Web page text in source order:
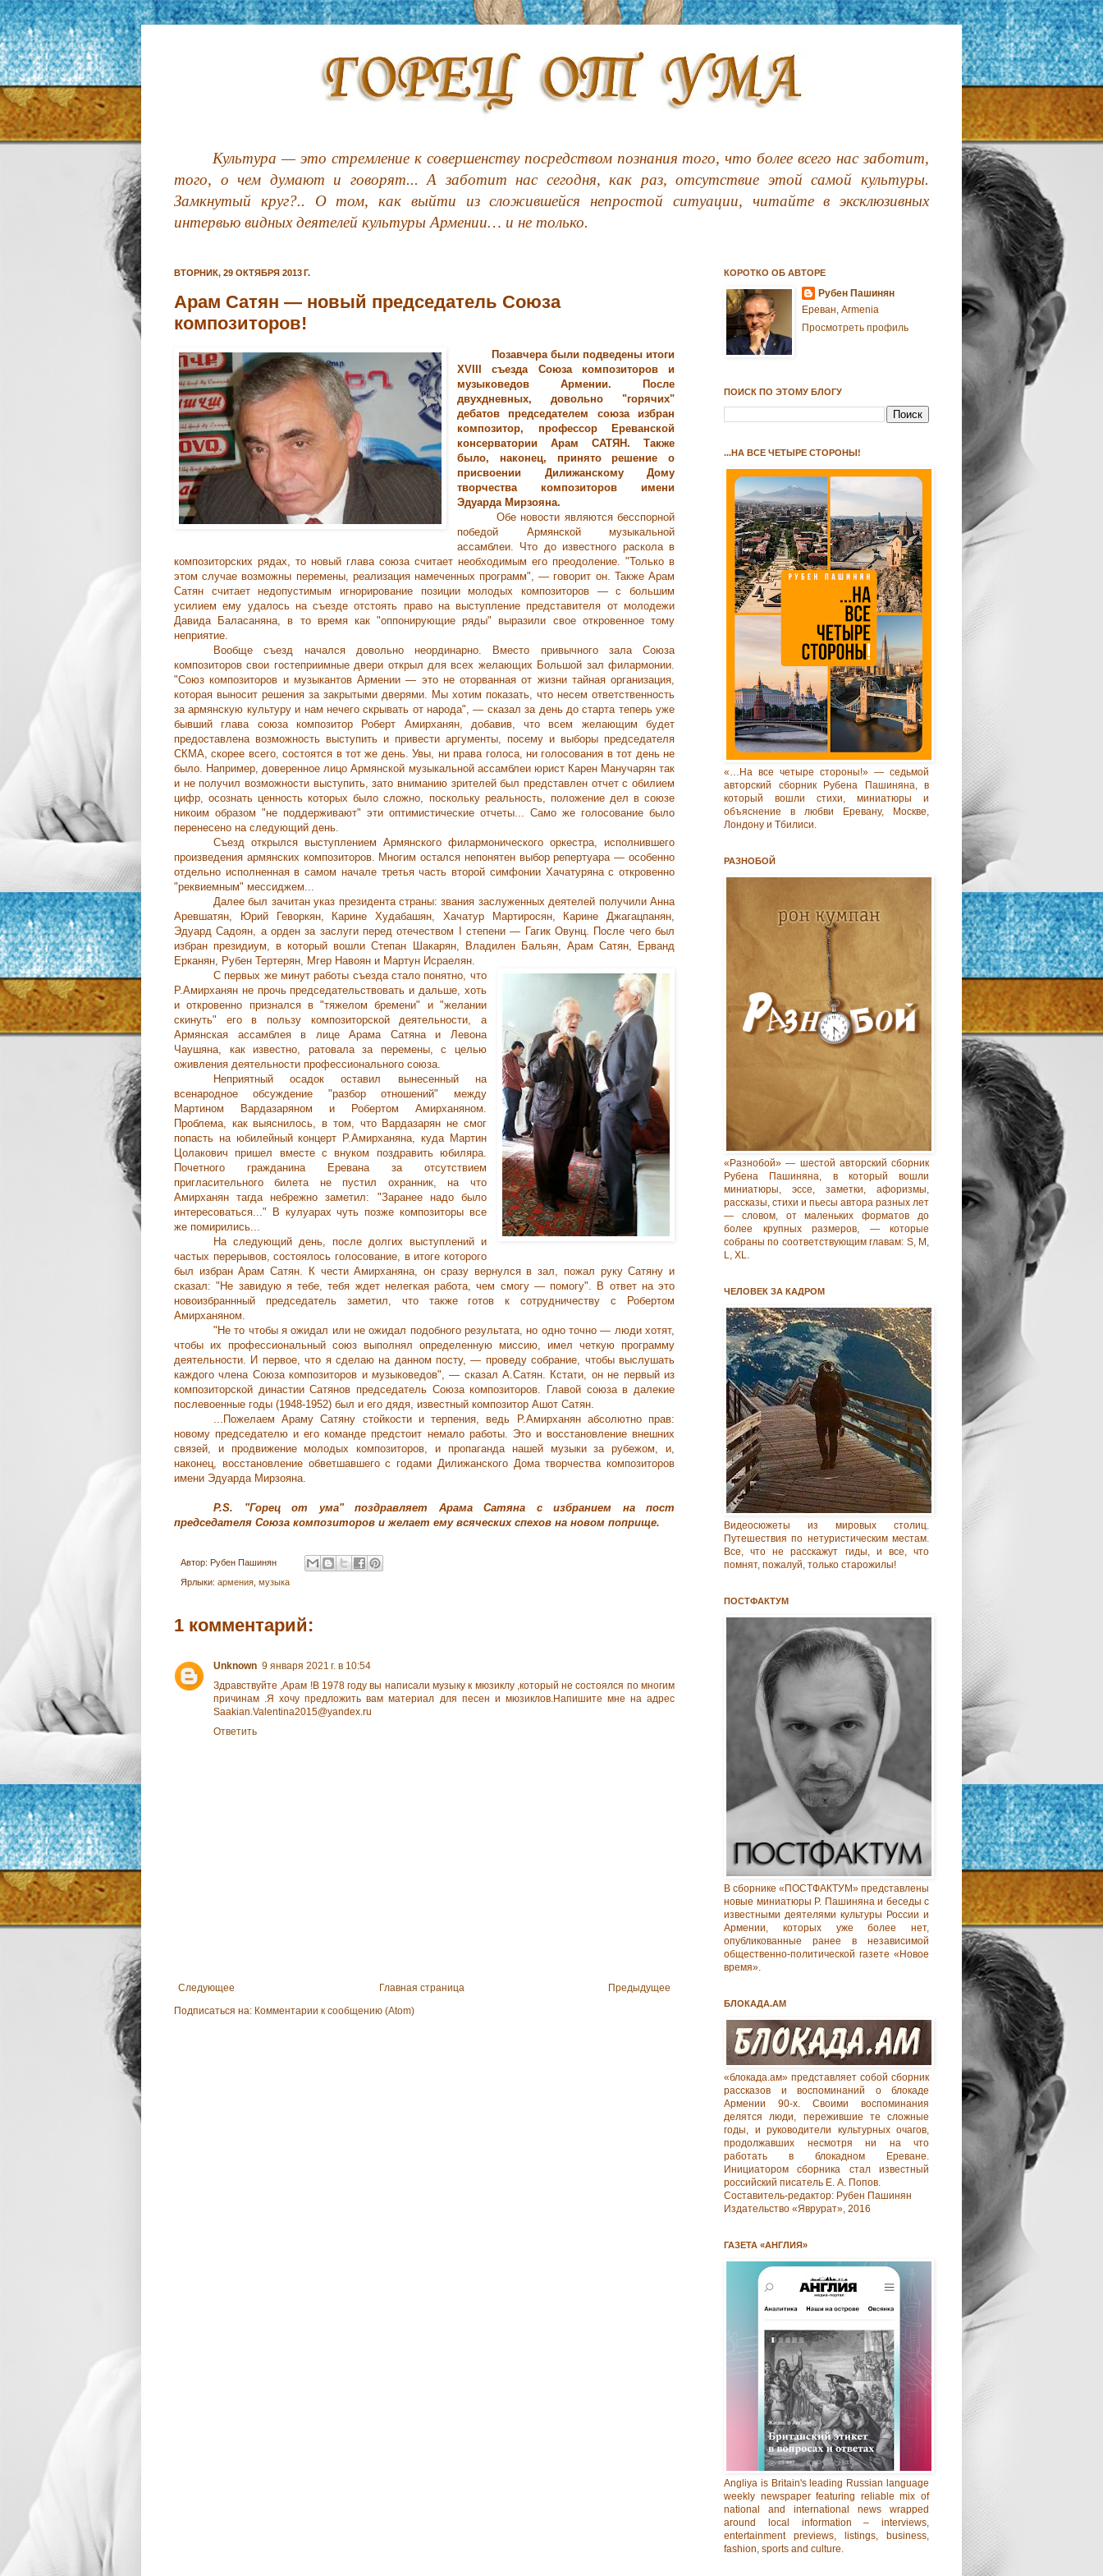
Культура — это стремление к совершенству посредством познания того, что более всего нас заботит,
того, о чем думают и говорят... А заботит нас сегодня, как раз, отсутствие этой самой культуры.
Замкнутый круг?.. О том, как выйти из сложившейся непростой ситуации, читайте в эксклюзивных
интервью видных деятелей культуры Армении… и не только.
ВТОРНИК, 29 ОКТЯБРЯ 2013 Г.
Арам Сатян — новый председатель Союза
композиторов!
Позавчера были подведены итоги
XVIII съезда Союза композиторов и
музыковедов Армении. После
двухдневных, довольно "горячих"
дебатов председателем союза избран
композитор, профессор Ереванской
консерватории Арам САТЯН. Также
было, наконец, принято решение о
присвоении Дилижанскому Дому
творчества композиторов имени
Эдуарда Мирзояна.
Обе новости являются бесспорной
победой Армянской музыкальной
ассамблеи. Что до известного раскола в
композиторских рядах, то новый глава союза считает необходимым его преодоление. "Только в
этом случае возможны перемены, реализация намеченных программ", — говорит он. Также Арам
Сатян считает недопустимым игнорирование позиции молодых композиторов — с большим
усилием ему удалось на съезде отстоять право на выступление представителя от молодежи
Давида Баласаняна, в то время как "оппонирующие ряды" выразили свое откровенное тому
неприятие.
Вообще съезд начался довольно неординарно. Вместо привычного зала Союза
композиторов свои гостеприимные двери открыл для всех желающих Большой зал филармонии.
"Союз композиторов и музыкантов Армении — это не оторванная от жизни тайная организация,
которая выносит решения за закрытыми дверями. Мы хотим показать, что несем ответственность
за армянскую культуру и нам нечего скрывать от народа", — сказал за день до старта теперь уже
бывший глава союза композитор Роберт Амирханян, добавив, что всем желающим будет
предоставлена возможность выступить и привести аргументы, посему и выборы председателя
СКМА, скорее всего, состоятся в тот же день. Увы, ни права голоса, ни голосования в тот день не
было. Например, доверенное лицо Армянской музыкальной ассамблеи юрист Карен Манучарян так
и не получил возможности выступить, зато вниманию зрителей был представлен отчет с обилием
цифр, осознать ценность которых было сложно, поскольку реальность, положение дел в союзе
никоим образом "не поддерживают" эти оптимистические отчеты... Само же голосование было
перенесено на следующий день.
Съезд открылся выступлением Армянского филармонического оркестра, исполнившего
произведения армянских композиторов. Многим остался непонятен выбор репертуара — особенно
отдельно исполненная в самом начале третья часть второй симфонии Хачатуряна с откровенно
"реквиемным" мессиджем...
Далее был зачитан указ президента страны: звания заслуженных деятелей получили Анна
Аревшатян, Юрий Геворкян, Карине Худабашян, Хачатур Мартиросян, Карине Джагацпанян,
Эдуард Садоян, а орден за заслуги перед отечеством I степени — Гагик Овунц. После чего был
избран президиум, в который вошли Степан Шакарян, Владилен Бальян, Арам Сатян, Ерванд
Ерканян, Рубен Тертерян, Мгер Навоян и Мартун Исраелян.
С первых же минут работы съезда стало понятно, что
Р.Амирханян не прочь председательствовать и дальше, хоть
и откровенно признался в "тяжелом бремени" и "желании
скинуть" его в пользу композиторской деятельности, а
Армянская ассамблея в лице Арама Сатяна и Левона
Чаушяна, как известно, ратовала за перемены, с целью
оживления деятельности профессионального союза.
Неприятный осадок оставил вынесенный на
всенародное обсуждение "разбор отношений" между
Мартином Вардазаряном и Робертом Амирханяном.
Проблема, как выяснилось, в том, что Вардазарян не смог
попасть на юбилейный концерт Р.Амирханяна, куда Мартин
Цолакович пришел вместе с внуком поздравить юбиляра.
Почетного гражданина Еревана за отсутствием
пригласительного билета не пустил охранник, на что
Амирханян тaгда небрежно заметил: "Заранее надо было
интересоваться..." В кулуарах чуть позже композиторы все
же помирились...
На следующий день, после долгих выступлений и
частых перерывов, состоялось голосование, в итоге которого
был избран Арам Сатян. К чести Амирханяна, он сразу вернулся в зал, пожал руку Сатяну и
сказал: "Не завидую я тебе, тебя ждет нелегкая работа, чем смогу — помогу". В ответ на это
новоизбраннный председатель заметил, что также готов к сотрудничеству с Робертом
Амирханяном.
"Не то чтобы я ожидал или не ожидал подобного результата, но одно точно — люди хотят,
чтобы их профессиональный союз выполнял определенную миссию, имел четкую программу
деятельности. И первое, что я сделаю на данном посту, — проведу собрание, чтобы выслушать
каждого члена Союза композиторов и музыковедов", — сказал А.Сатян. Кстати, он не первый из
композиторской династии Сатянов председатель Союза композиторов. Главой союза в далекие
послевоенные годы (1948-1952) был и его дядя, известный композитор Ашот Сатян.
...Пожелаем Араму Сатяну стойкости и терпения, ведь Р.Амирханян абсолютно прав:
новому председателю и его команде предстоит немало работы. Это и восстановление внешних
связей, и продвижение молодых композиторов, и пропаганда нашей музыки за рубежом, и,
наконец, восстановление обветшавшего с годами Дилижанского Дома творчества композиторов
имени Эдуарда Мирзояна.
P.S. "Горец от ума" поздравляет Арама Сатяна с избранием на пост
председателя Союза композиторов и желает ему всяческих спехов на новом поприще.
Автор: Рубен Пашинян
Ярлыки: армения музыка
1 комментарий:
Unknown 9 января 2021 г. в 10:54
Здравствуйте ,Арам !В 1978 году вы написали музыку к мюзиклу ,который не состоялся по многим
причинам .Я хочу предложить вам материал для песен и мюзиклов.Напишите мне на адрес
Saakian.Valentina2015@yandex.ru
Ответить
Следующее Предыдущее
Главная страница
Подписаться на: Комментарии к сообщению (Atom)
КОРОТКО ОБ АВТОРЕ
Рубен Пашинян
Ереван, Armenia
Просмотреть профиль
ПОИСК ПО ЭТОМУ БЛОГУ
...НА ВСЕ ЧЕТЫРЕ СТОРОНЫ!
«…На все четыре стороны!» — седьмой
авторский сборник Рубена Пашиняна, в
который вошли стихи, миниатюры и
объяснение в любви Еревану, Москве,
Лондону и Тбилиси.
РАЗНОБОЙ
«Разнобой» — шестой авторский сборник
Рубена Пашиняна, в который вошли
миниатюры, эссе, заметки, афоризмы,
рассказы, стихи и пьесы автора разных лет
— словом, от маленьких форматов до
более крупных размеров, — которые
собраны по соответствующим главам: S, M,
L, XL.
ЧЕЛОВЕК ЗА КАДРОМ
Видеосюжеты из мировых столиц.
Путешествия по нетуристическим местам.
Все, что не расскажут гиды, и все, что
помнят, пожалуй, только старожилы!
ПОСТФАКТУМ
В сборнике «ПОСТФАКТУМ» представлены
новые миниатюры Р. Пашиняна и беседы с
известными деятелями культуры России и
Армении, которых уже более нет,
опубликованные ранее в независимой
общественно-политической газете «Новое
время».
БЛОКАДА.АМ
«блокада.ам» представляет собой сборник
рассказов и воспоминаний о блокаде
Армении 90-х. Своими воспоминания
делятся люди, пережившие те сложные
годы, и руководители культурных очагов,
продолжавших несмотря ни на что
работать в блокадном Ереване.
Инициатором сборника стал известный
российский писатель Е. А. Попов.
Составитель-редактор: Рубен Пашинян
Издательство «Яврурат», 2016
ГАЗЕТА «АНГЛИЯ»
Angliya is Britain's leading Russian language
weekly newspaper featuring reliable mix of
national and international news wrapped
around local information – interviews,
entertainment previews, listings, business,
fashion, sports and culture.